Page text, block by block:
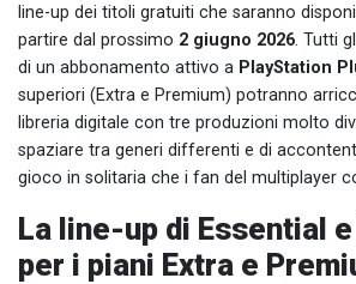
line-up dei titoli gratuiti che saranno
partire dal prossimo 2 giugno 2026. Tutti
di un abbonamento attivo a PlayStation
superiori (Extra e Premium) potranno
libreria digitale con tre produzioni molto
spaziare tra generi differenti e di
gioco in solitaria che i fan del multiplayer
La line-up di Essential
per i piani Extra e